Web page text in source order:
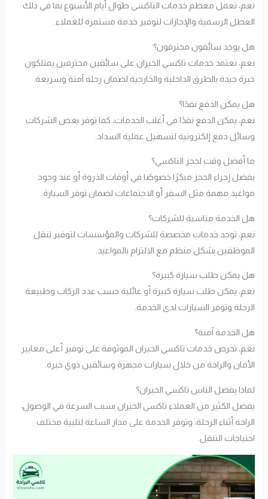
نعم، تعمل معظم خدمات التاكسي طوال أيام الأسبوع بما في ذلك
العطل الرسمية والإجازات لتوفير خدمة مستمرة للعملاء.
هل يوجد سائقون محترفون؟
نعم، تعتمد خدمات تاكسي الخيران على سائقين محترفين يمتلكون
خبرة جيدة بالطرق الداخلية والخارجية لضمان رحلة آمنة وسريعة.
هل يمكن الدفع نقدًا؟
نعم، يمكن الدفع نقدًا في أغلب الخدمات، كما توفر بعض الشركات
وسائل دفع إلكترونية لتسهيل عملية السداد.
ما أفضل وقت لحجز التاكسي؟
يفضل إجراء الحجز مبكرًا خصوصًا في أوقات الذروة أو عند وجود
مواعيد مهمة مثل السفر أو الاجتماعات لضمان توفر السيارة.
هل الخدمة مناسبة للشركات؟
نعم، توجد خدمات مخصصة للشركات والمؤسسات لتوفير تنقل
الموظفين بشكل منظم مع الالتزام بالمواعيد.
هل يمكن طلب سيارة كبيرة؟
نعم، يمكن طلب سيارة كبيرة أو عائلية حسب عدد الركاب وطبيعة
الرحلة وتوفر السيارات لدى الخدمة.
هل الخدمة آمنة؟
نعم، تحرص خدمات تاكسي الخيران الموثوقة على توفير أعلى معايير
الأمان والراحة من خلال سيارات مجهزة وسائقين ذوي خبرة.
لماذا يفضل الناس تاكسي الخيران؟
يفضل الكثير من العملاء تاكسي الخيران بسبب السرعة في الوصول،
الراحة أثناء الرحلة، وتوفر الخدمة على مدار الساعة لتلبية مختلف
احتياجات التنقل.